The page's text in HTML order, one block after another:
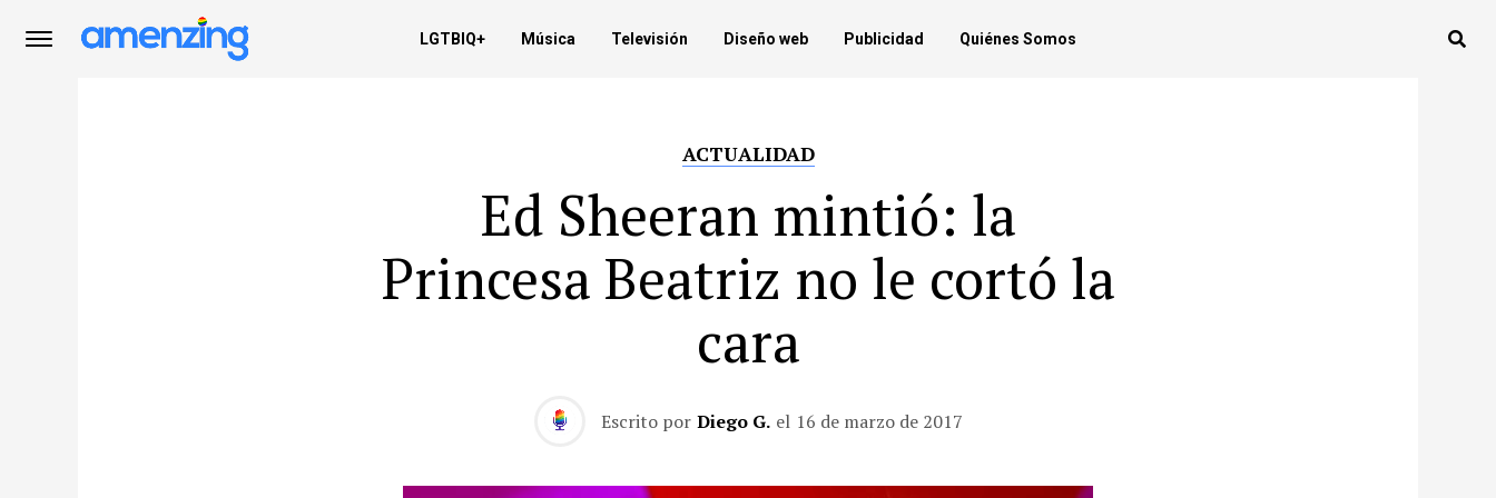
LGTBIQ+ Música Televisión Diseño web Publicidad Quiénes Somos
ACTUALIDAD
Ed Sheeran mintió: la
Princesa Beatriz no le cortó la
cara
Escrito por Diego G. el 16 de marzo de 2017